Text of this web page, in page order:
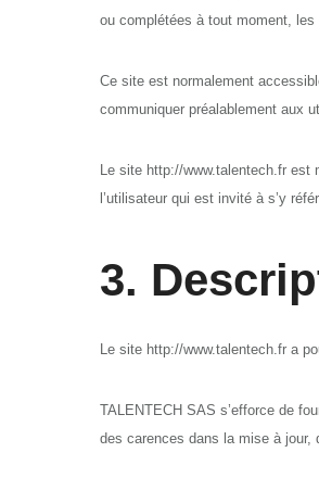
ou complétées à tout moment,
Ce site est normalement
communiquer préalablement aux
Le site http://www.talentech.fr est
l’utilisateur qui est invité à s’y
3.
Le site http://www.talentech.fr a
TALENTECH SAS s’efforce de
des carences dans la mise à jour,